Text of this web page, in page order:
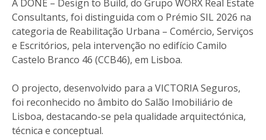
A DONE – Design to Build, do Grupo WORX Real Estate
Consultants, foi distinguida com o Prémio SIL 2026 na
categoria de Reabilitação Urbana – Comércio, Serviços
e Escritórios, pela intervenção no edifício Camilo
Castelo Branco 46 (CCB46), em Lisboa.
O projecto, desenvolvido para a VICTORIA Seguros,
foi reconhecido no âmbito do Salão Imobiliário de
Lisboa, destacando-se pela qualidade arquitectónica,
técnica e conceptual.